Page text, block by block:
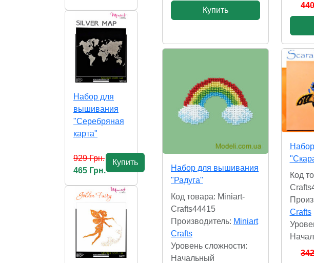
Набор для
вышивания
"Серебряная
карта"
929 Грн.
465 Грн.
Купить
Купить
Набор для вышивания
"Радуга"
Код товара: Miniart-
Crafts44415
Производитель: Miniart
Crafts
Уровень сложности:
Начальный
Код
Crafts